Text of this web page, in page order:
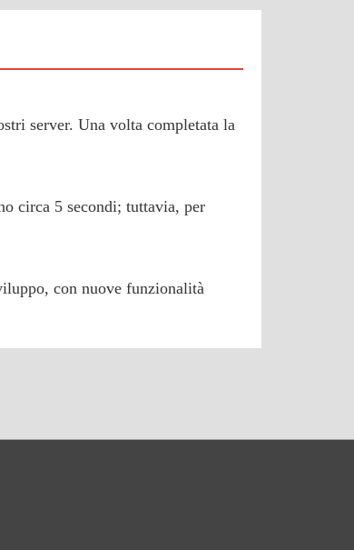
server. Una volta completata la
circa 5 secondi; tuttavia, per
con nuove funzionalità